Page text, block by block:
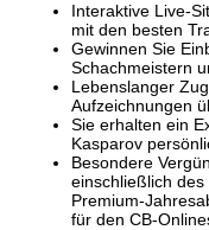
Interaktive Live-
mit den besten
Gewinnen Sie
Schachmeistern
Lebenslanger
Aufzeichnungen
Sie erhalten ein
Kasparov
Besondere
einschließlich
Premium-
für den CB-